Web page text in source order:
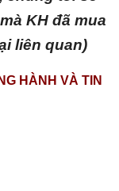
KH đã mua
liên quan)
HÀNH VÀ TIN